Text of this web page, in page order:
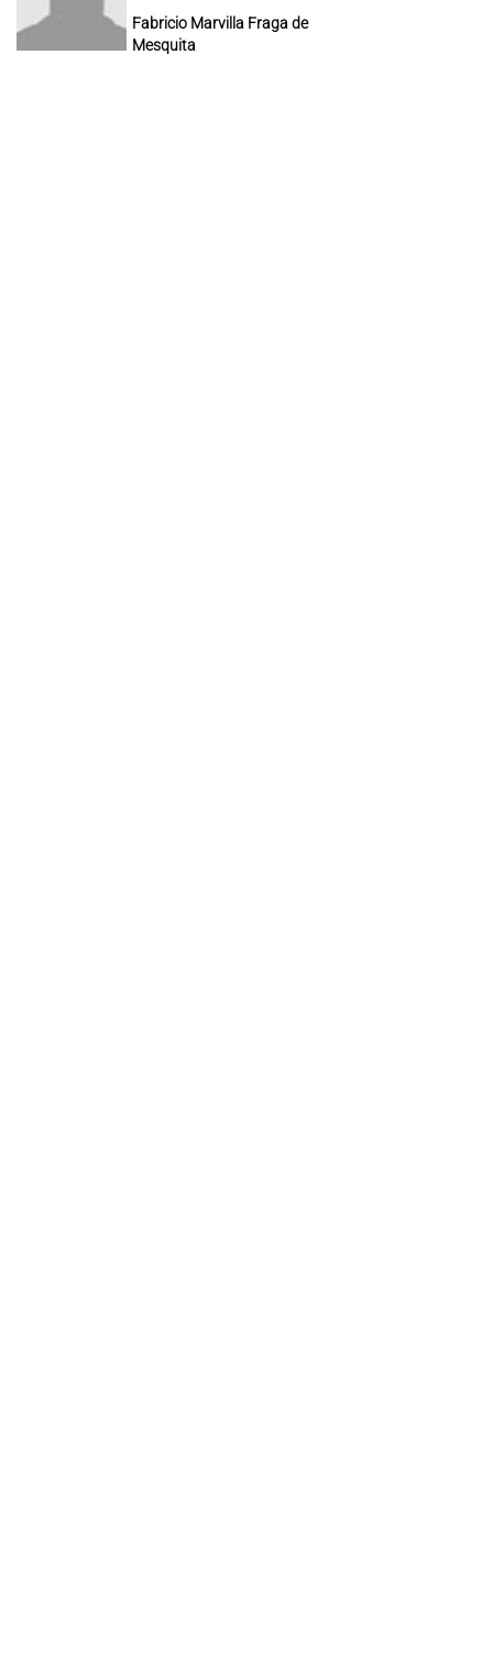
Fabricio Marvilla Fraga de
Mesquita